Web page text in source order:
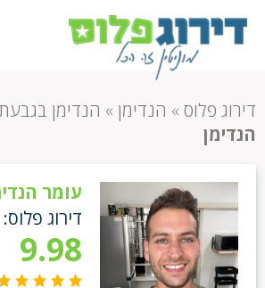
דירוג פלוס » הנדימן » הנדימן
הנדימן
עומר
דירוג פלוס:
9.98